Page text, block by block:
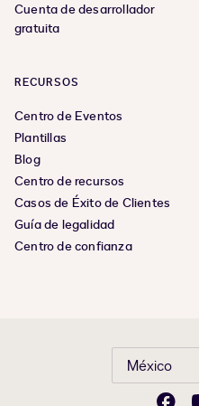
Cuenta de desarrollador
gratuita
RECURSOS
Centro de Eventos
Plantillas
Blog
Centro de recursos
Casos de Éxito de Clientes
Guía de legalidad
Centro de confianza
México